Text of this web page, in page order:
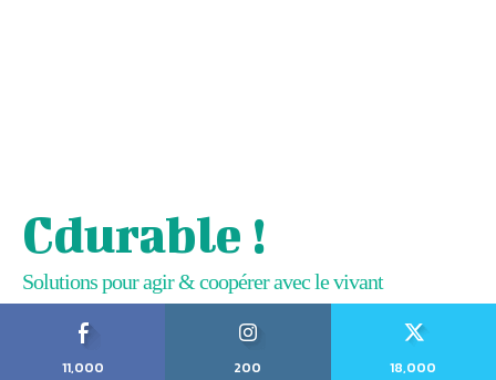
Cdurable !
Solutions pour agir & coopérer avec le vivant
11,000
200
18,000